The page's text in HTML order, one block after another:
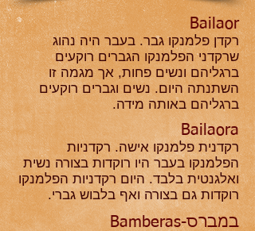
Bailaor
רקדן פלמנקו גבר. בעבר היה נהוג
שרקדני הפלמנקו הגברים רוקעים
ברגליהם ונשים פחות, אך מגמה זו
השתנתה היום. נשים וגברים רוקעים
ברגליהם באותה מידה.
Bailaora
רקדנית פלמנקו אישה. רקדניות
הפלמנקו בעבר היו רוקדות בצורה נשית
ואלגנטית בלבד. היום רקדניות הפלמנקו
רוקדות גם בצורה ואף בלבוש גברי.
במברס-Bamberas